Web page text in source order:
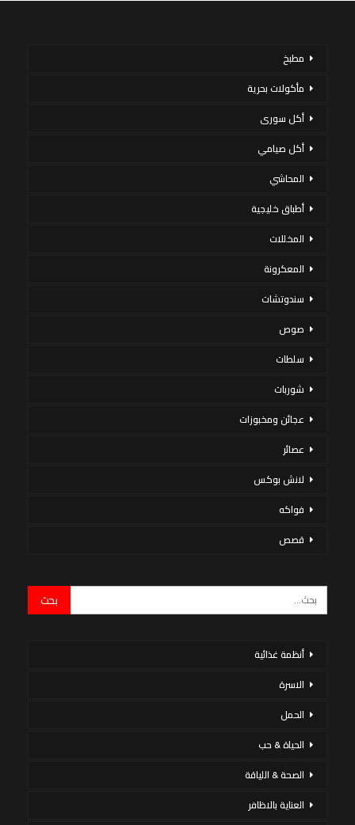
مطبخ
مأكولات بحرية
أكل سورى
أكل صيامي
المحاشي
أطباق خليجية
المخللات
المعكرونة
سندوتشات
صوص
سلطات
شوربات
عجائن ومخبوزات
عصائر
لانش بوكس
فواكه
قصص
أنظمة غذائية
الاسرة
الحمل
الحياة & حب
الصحة & اللياقة
العناية بالاظافر